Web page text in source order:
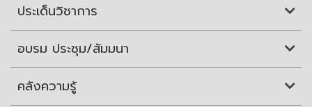
ประเด็นวิชาการ
อบรม ประชุม/สัมมนา
คลังความรู้